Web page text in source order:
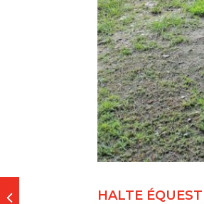
HALTE